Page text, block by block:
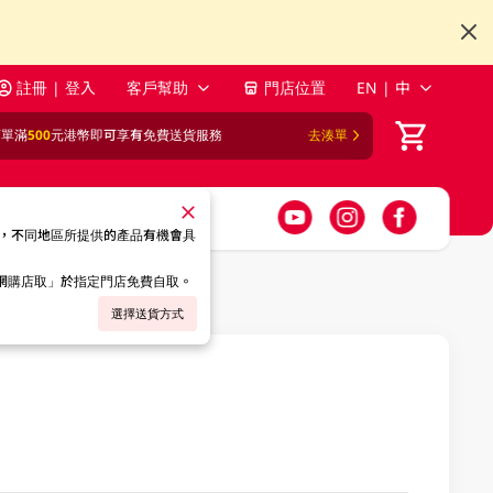
註冊 | 登入 客戶幫助 門店位置 EN | 中
滿500元港幣即可享有免費送貨服務 去湊單
不同地區所提供的產品有機會具
店取」於指定門店免費自取。
選擇送貨方式